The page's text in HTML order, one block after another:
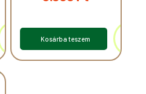
Kosárba teszem